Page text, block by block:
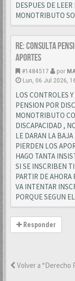
DESPUES DE
MONOTRIBUTO
Re: CONSULTA
APORTES
#1484517 por
Lun, 06 Jul 2026,
LOS CONTROLES
PENSION POR
MONOTRIBUTO
DISCAPACIDAD ,
LE DARAN LA
PIERDEN LOS
HAGO TANTA
SI SE INSCRIBEN
PARTIR DE AHORA
VA INTENTAR
PORQUE SEGUN
Responder
Volver a “Derecho